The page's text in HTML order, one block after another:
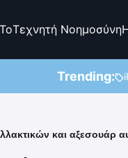
Τεχνητή Νοημοσύνη
Trending:
και αξεσουάρ